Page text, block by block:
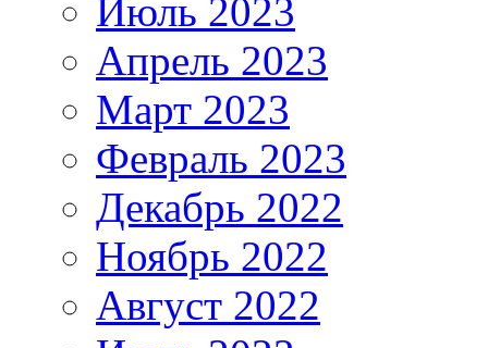
Июль 2023
Апрель 2023
Март 2023
Февраль 2023
Декабрь 2022
Ноябрь 2022
Август 2022